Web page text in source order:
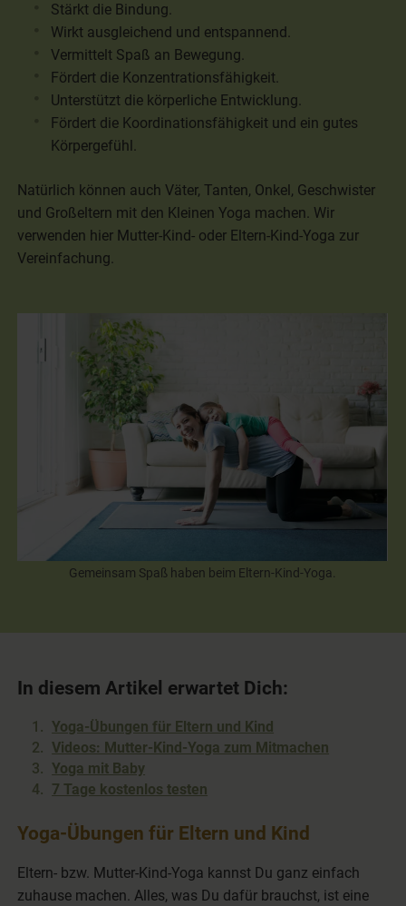
Stärkt die Bindung.
Wirkt ausgleichend und entspannend.
Vermittelt Spaß an Bewegung.
Fördert die Konzentrationsfähigkeit.
Unterstützt die körperliche Entwicklung.
Fördert die Koordinationsfähigkeit und ein gutes
Körpergefühl.
Natürlich können auch Väter, Tanten, Onkel, Geschwister
und Großeltern mit den Kleinen Yoga machen. Wir
verwenden hier Mutter-Kind- oder Eltern-Kind-Yoga zur
Vereinfachung.
Gemeinsam Spaß haben beim Eltern-Kind-Yoga.
In diesem Artikel erwartet Dich:
Yoga-Übungen für Eltern und Kind
Videos: Mutter-Kind-Yoga zum Mitmachen
Yoga mit Baby
7 Tage kostenlos testen
Yoga-Übungen für Eltern und Kind
Eltern- bzw. Mutter-Kind-Yoga kannst Du ganz einfach
zuhause machen. Alles, was Du dafür brauchst, ist eine